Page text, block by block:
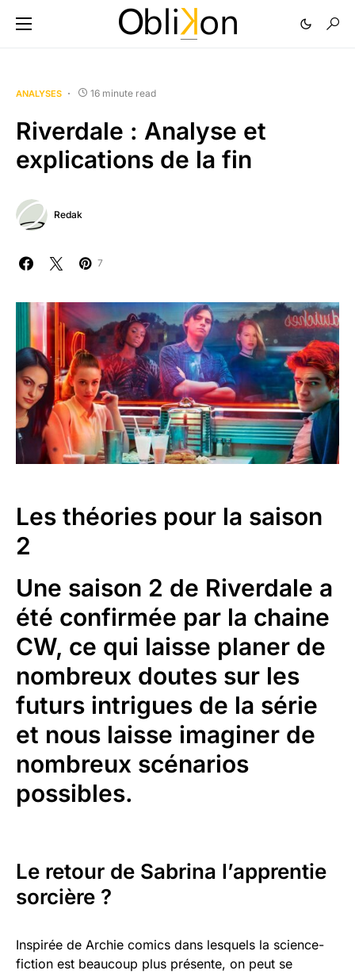
ANALYSES 16 minute read
Riverdale : Analyse et
explications de la fin
Redak
7
Les théories pour la saison
2
Une saison 2 de Riverdale a
été confirmée par la chaine
CW, ce qui laisse planer de
nombreux doutes sur les
futurs intrigues de la série
et nous laisse imaginer de
nombreux scénarios
possibles.
Le retour de Sabrina l’apprentie
sorcière ?
Inspirée de Archie comics dans lesquels la science-
fiction est beaucoup plus présente, on peut se